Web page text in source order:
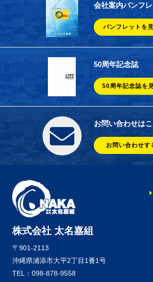
会社案内パンフレ
パンフレットを
50周年記念誌
50周年記念誌を
お問い合わせは
お問い合わせす
株式会社 太名嘉組
〒901-2113
沖縄県浦添市大平2丁目1番1号
TEL：098-878-9558